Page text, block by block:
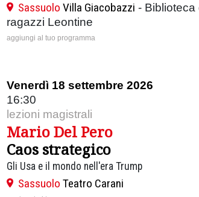
Sassuolo Villa Giacobazzi - Biblioteca
ragazzi Leontine
aggiungi al tuo programma
Venerdì 18 settembre 2026
16:30
lezioni magistrali
Mario Del Pero
Caos strategico
Gli Usa e il mondo nell'era Trump
Sassuolo Teatro Carani